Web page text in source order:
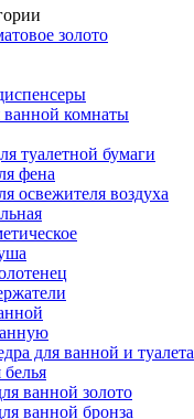
золото
комнаты
туалетной бумаги
фена
освежителя воздуха
для ванной и туалета
ванной золото
ванной бронза